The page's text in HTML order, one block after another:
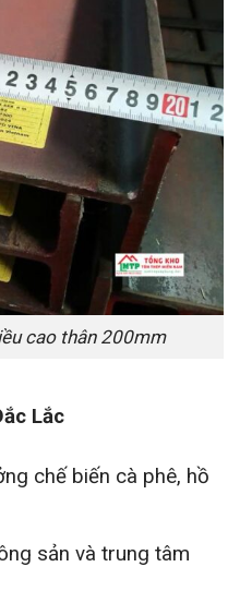
cao thân 200mm
Lắc
chế biến cà phê, hồ
sản và trung tâm